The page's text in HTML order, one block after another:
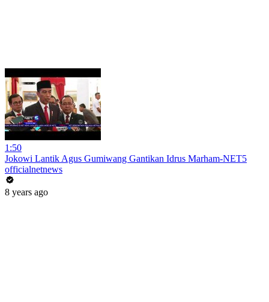
1:50
Jokowi Lantik Agus Gumiwang Gantikan Idrus Marham-NET5
officialnetnews
8 years ago